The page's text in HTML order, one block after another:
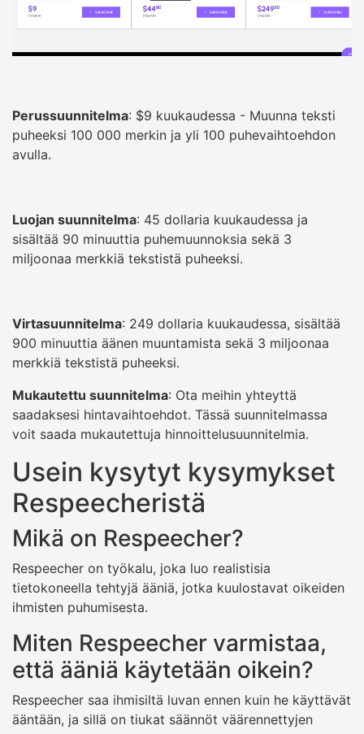
Perussuunnitelma: $9 kuukaudessa - Muunna teksti
puheeksi 100 000 merkin ja yli 100 puhevaihtoehdon
avulla.
Luojan suunnitelma: 45 dollaria kuukaudessa ja
sisältää 90 minuuttia puhemuunnoksia sekä 3
miljoonaa merkkiä tekstistä puheeksi.
Virtasuunnitelma: 249 dollaria kuukaudessa, sisältää
900 minuuttia äänen muuntamista sekä 3 miljoonaa
merkkiä tekstistä puheeksi.
Mukautettu suunnitelma: Ota meihin yhteyttä
saadaksesi hintavaihtoehdot. Tässä suunnitelmassa
voit saada mukautettuja hinnoittelusuunnitelmia.
Usein kysytyt kysymykset
Respeecheristä
Mikä on Respeecher?
Respeecher on työkalu, joka luo realistisia
tietokoneella tehtyjä ääniä, jotka kuulostavat oikeiden
ihmisten puhumisesta.
Miten Respeecher varmistaa,
että ääniä käytetään oikein?
Respeecher saa ihmisiltä luvan ennen kuin he käyttävät
ääntään, ja sillä on tiukat säännöt väärennettyjen